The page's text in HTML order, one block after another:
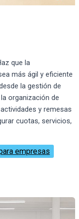
que la
más ágil y eficiente
la gestión de
organización de
y remesas
cuotas, servicios,
empresas